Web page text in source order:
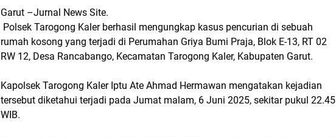
Garut –Jurnal News Site.
Polsek Tarogong Kaler berhasil mengungkap kasus pencurian di sebuah
rumah kosong yang terjadi di Perumahan Griya Bumi Praja, Blok E-13, RT 02
RW 12, Desa Rancabango, Kecamatan Tarogong Kaler, Kabupaten Garut.
Kapolsek Tarogong Kaler Iptu Ate Ahmad Hermawan mengatakan kejadian
tersebut diketahui terjadi pada Jumat malam, 6 Juni 2025, sekitar pukul 22.45
WIB.